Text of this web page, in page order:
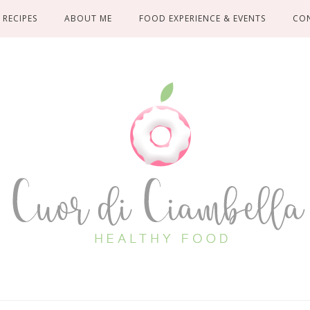
RECIPES ABOUT ME FOOD EXPERIENCE & EVENTS